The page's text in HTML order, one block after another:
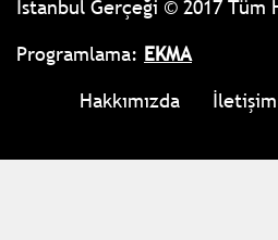
İstanbul Gerçeği © 2017 Tüm
Programlama: EKMA
Hakkımızda
İletişim